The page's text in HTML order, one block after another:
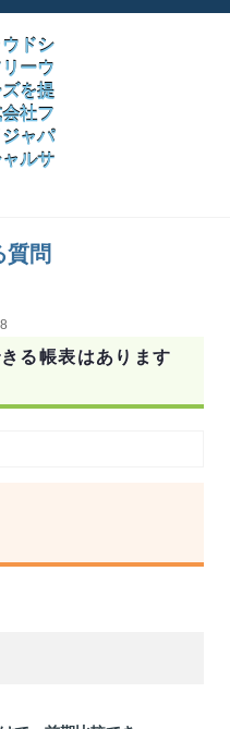
質問
る帳表はあります